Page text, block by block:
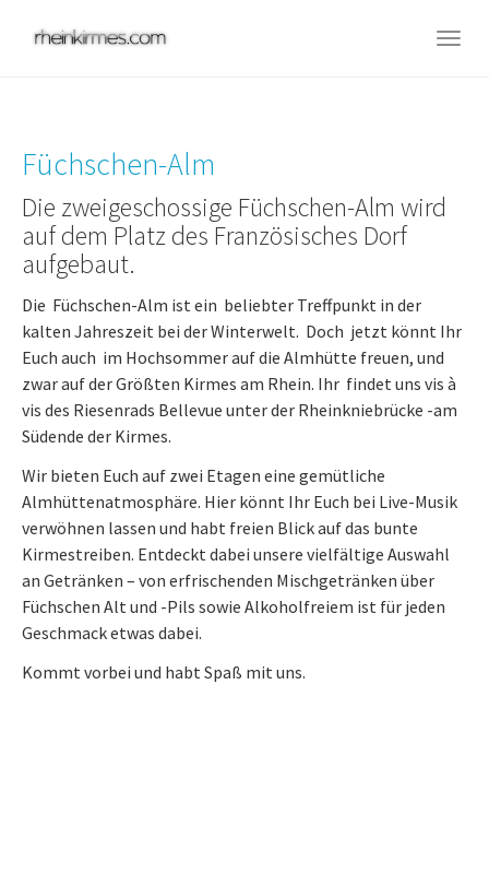
Füchschen-Alm
Die zweigeschossige Füchschen-Alm wird
auf dem Platz des Französisches Dorf
aufgebaut.
Die Füchschen-Alm ist ein beliebter Treffpunkt in der
kalten Jahreszeit bei der Winterwelt. Doch jetzt könnt Ihr
Euch auch im Hochsommer auf die Almhütte freuen, und
zwar auf der Größten Kirmes am Rhein. Ihr findet uns vis à
vis des Riesenrads Bellevue unter der Rheinkniebrücke -am
Südende der Kirmes.
Wir bieten Euch auf zwei Etagen eine gemütliche
Almhüttenatmosphäre. Hier könnt Ihr Euch bei Live-Musik
verwöhnen lassen und habt freien Blick auf das bunte
Kirmestreiben. Entdeckt dabei unsere vielfältige Auswahl
an Getränken – von erfrischenden Mischgetränken über
Füchschen Alt und -Pils sowie Alkoholfreiem ist für jeden
Geschmack etwas dabei.
Kommt vorbei und habt Spaß mit uns.